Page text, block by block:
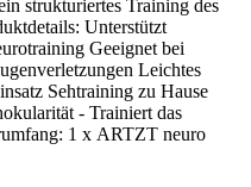
strukturiertes Training des
Unterstützt
Geeignet bei
Leichtes
Sehtraining zu Hause
- Trainiert das
1 x ARTZT neuro